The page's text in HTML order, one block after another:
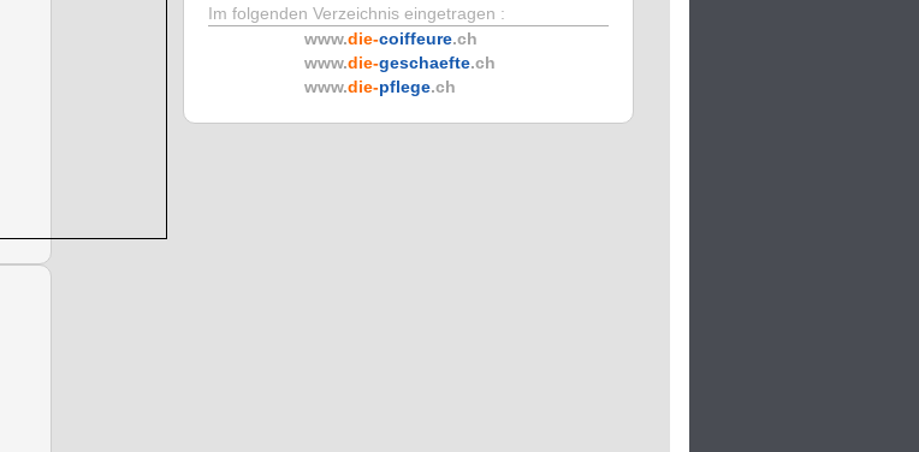
Im folgenden Verzeichnis eingetragen :
www.die-coiffeure.ch
www.die-geschaefte.ch
www.die-pflege.ch